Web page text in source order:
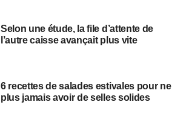
Selon une étude, la file d’attente de
l’autre caisse avançait plus vite
6 recettes de salades estivales pour ne
plus jamais avoir de selles solides